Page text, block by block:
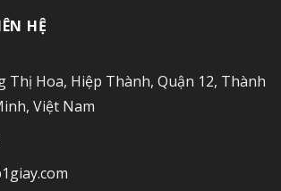
HỆ
Thị Hoa, Hiệp Thành, Quận 12, Thành
Việt Nam